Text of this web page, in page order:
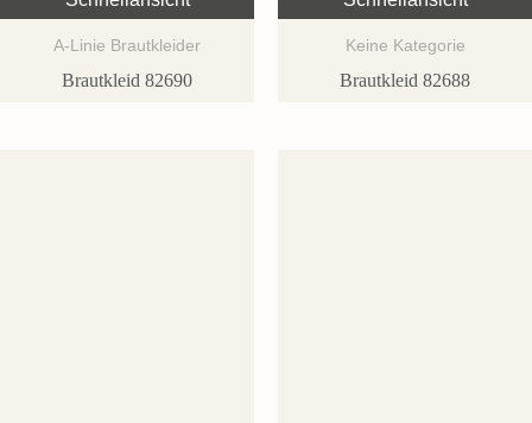
A-Linie Brautkleider
Brautkleid 82690
Keine Kategorie
Brautkleid 82688